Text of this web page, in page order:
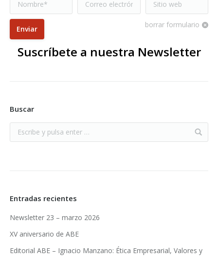
*
borrar formulario
Enviar
Suscríbete a nuestra Newsletter
Buscar
Entradas recientes
Newsletter 23 – marzo 2026
XV aniversario de ABE
Editorial ABE – Ignacio Manzano: Ética Empresarial, Valores y